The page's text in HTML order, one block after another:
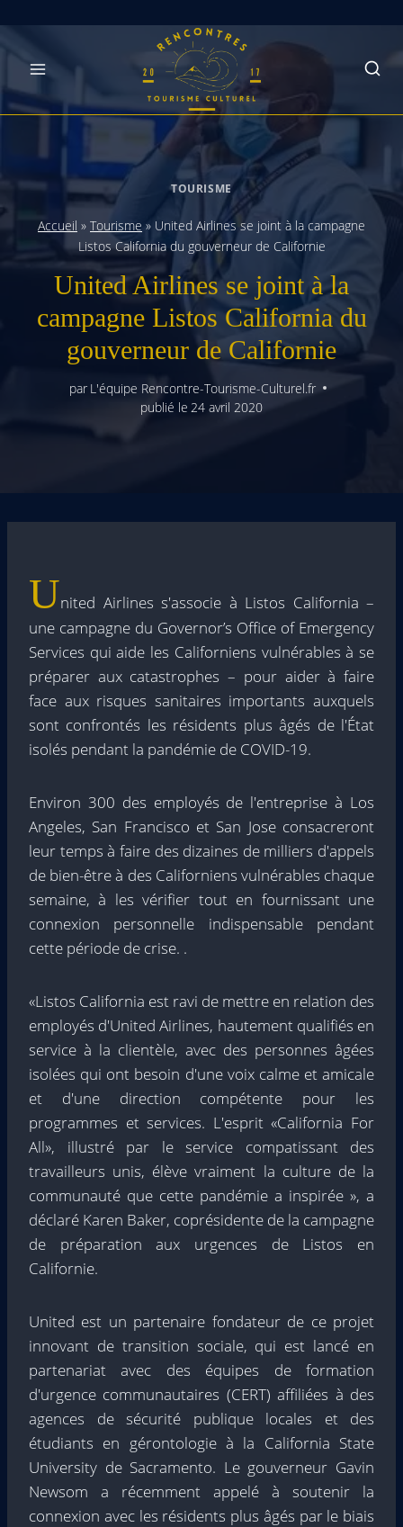
content
TOURISME
Accueil » Tourisme » United Airlines se joint à la campagne
Listos California du gouverneur de Californie
United Airlines se joint à la
campagne Listos California du
gouverneur de Californie
par L'équipe Rencontre-Tourisme-Culturel.fr
publié le 24 avril 2020
United Airlines s'associe à Listos California –
une campagne du Governor’s Office of Emergency
Services qui aide les Californiens vulnérables à se
préparer aux catastrophes – pour aider à faire
face aux risques sanitaires importants auxquels
sont confrontés les résidents plus âgés de l'État
isolés pendant la pandémie de COVID-19.
Environ 300 des employés de l'entreprise à Los
Angeles, San Francisco et San Jose consacreront
leur temps à faire des dizaines de milliers d'appels
de bien-être à des Californiens vulnérables chaque
semaine, à les vérifier tout en fournissant une
connexion personnelle indispensable pendant
cette période de crise. .
«Listos California est ravi de mettre en relation des
employés d'United Airlines, hautement qualifiés en
service à la clientèle, avec des personnes âgées
isolées qui ont besoin d'une voix calme et amicale
et d'une direction compétente pour les
programmes et services. L'esprit «California For
All», illustré par le service compatissant des
travailleurs unis, élève vraiment la culture de la
communauté que cette pandémie a inspirée », a
déclaré Karen Baker, coprésidente de la campagne
de préparation aux urgences de Listos en
Californie.
United est un partenaire fondateur de ce projet
innovant de transition sociale, qui est lancé en
partenariat avec des équipes de formation
d'urgence communautaires (CERT) affiliées à des
agences de sécurité publique locales et des
étudiants en gérontologie à la California State
University de Sacramento. Le gouverneur Gavin
Newsom a récemment appelé à soutenir la
connexion avec les résidents plus âgés par le biais